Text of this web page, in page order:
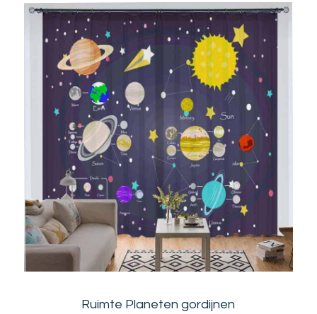
Ruimte Planeten gordijnen